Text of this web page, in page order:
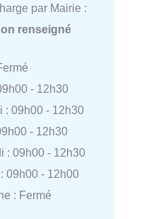
par Mairie :
renseigné
- 12h30
: 09h00 - 12h30
- 12h30
: 09h00 - 12h30
09h00 - 12h00
: Fermé